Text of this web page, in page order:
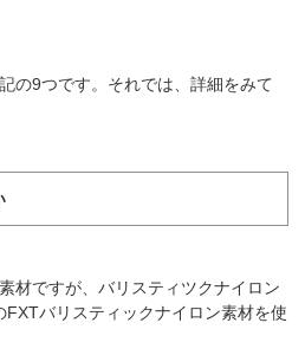
の9つです。それでは、詳細をみて
材ですが、バリスティツクナイロン
バリスティックナイロン素材を使